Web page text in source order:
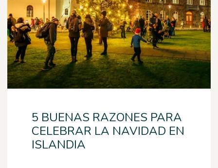
5 BUENAS RAZONES PARA
CELEBRAR LA NAVIDAD EN
ISLANDIA